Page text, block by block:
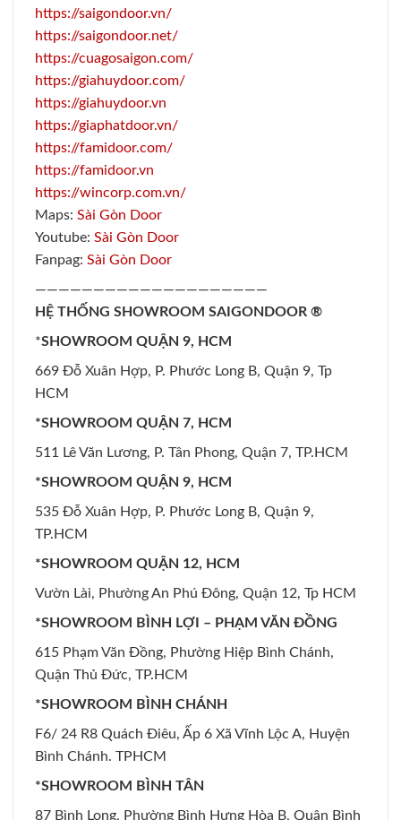
https://saigondoor.vn/
https://saigondoor.net/
https://cuagosaigon.com/
https://giahuydoor.com/
https://giahuydoor.vn
https://giaphatdoor.vn/
https://famidoor.com/
https://famidoor.vn
https://wincorp.com.vn/
Maps: Sài Gòn Door
Youtube: Sài Gòn Door
Fanpag: Sài Gòn Door
————————————————————
HỆ THỐNG SHOWROOM SAIGONDOOR ®
*SHOWROOM QUẬN 9, HCM
669 Đỗ Xuân Hợp, P. Phước Long B, Quận 9, Tp
HCM
*SHOWROOM QUẬN 7, HCM
511 Lê Văn Lương, P. Tân Phong, Quận 7, TP.HCM
*SHOWROOM QUẬN 9, HCM
535 Đỗ Xuân Hợp, P. Phước Long B, Quận 9,
TP.HCM
*SHOWROOM QUẬN 12, HCM
Vườn Lài, Phường An Phú Đông, Quận 12, Tp HCM
*SHOWROOM BÌNH LỢI – PHẠM VĂN ĐỒNG
615 Phạm Văn Đồng, Phường Hiệp Bình Chánh,
Quận Thủ Đức, TP.HCM
*SHOWROOM BÌNH CHÁNH
F6/ 24 R8 Quách Điêu, Ấp 6 Xã Vĩnh Lộc A, Huyện
Bình Chánh. TPHCM
*SHOWROOM BÌNH TÂN
87 Bình Long, Phường Bình Hưng Hòa B, Quận Bình